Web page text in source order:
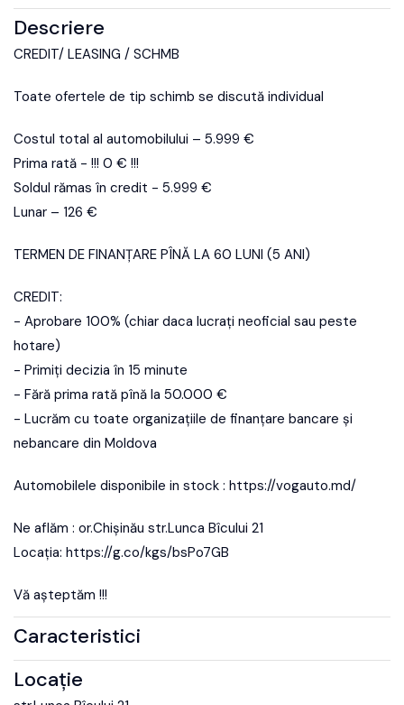
Descriere
CREDIT/ LEASING / SCHMB
Toate ofertele de tip schimb se discută individual
Costul total al automobilului – 5.999 €
Prima rată - !!! 0 € !!!
Soldul rămas în credit - 5.999 €
Lunar – 126 €
TERMEN DE FINANȚARE PÎNĂ LA 60 LUNI (5 ANI)
CREDIT:
- Aprobare 100% (chiar daca lucrați neoficial sau peste
hotare)
- Primiți decizia în 15 minute
- Fără prima rată pînă la 50.000 €
- Lucrăm cu toate organizațiile de finanțare bancare și
nebancare din Moldova
Automobilele disponibile in stock : https://vogauto.md/
Ne aflăm : or.Chișinău str.Lunca Bîcului 21
Locația: https://g.co/kgs/bsPo7GB
Vă așteptăm !!!
Caracteristici
Locație